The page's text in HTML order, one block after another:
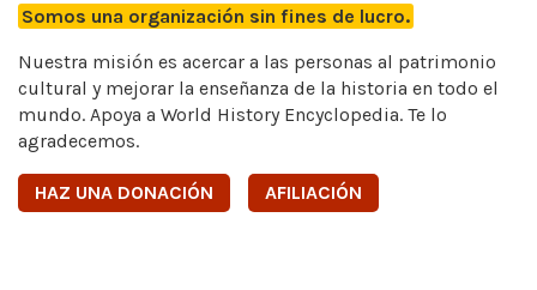
Somos una organización sin fines de lucro.
Nuestra misión es acercar a las personas al patrimonio
cultural y mejorar la enseñanza de la historia en todo el
mundo. Apoya a World History Encyclopedia. Te lo
agradecemos.
HAZ UNA DONACIÓN AFILIACIÓN